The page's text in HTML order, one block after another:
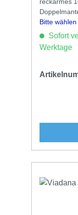
Bitte
Sofort
Werktage